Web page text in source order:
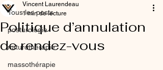
Tous les posts
posturologie
naturothérapie
massothérapie
Politique d’annulation
de rendez-vous
Vincent Laurendeau
1 min de lecture